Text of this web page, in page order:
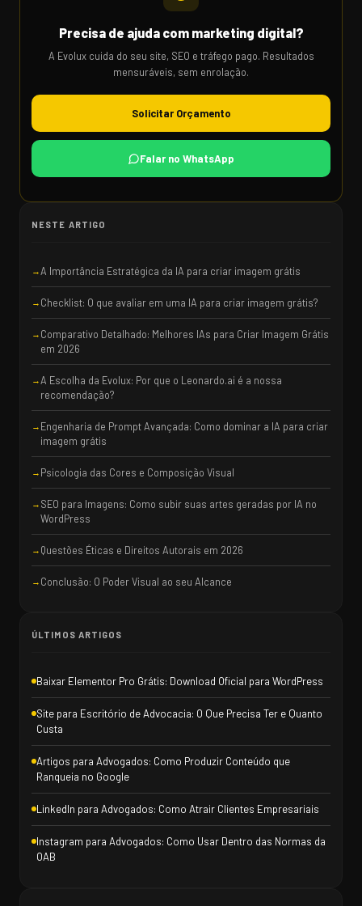
Precisa de ajuda com marketing digital?
A Evolux cuida do seu site, SEO e tráfego pago. Resultados
mensuráveis, sem enrolação.
Solicitar Orçamento
Falar no WhatsApp
NESTE ARTIGO
A Importância Estratégica da IA para criar imagem grátis
Checklist: O que avaliar em uma IA para criar imagem grátis?
Comparativo Detalhado: Melhores IAs para Criar Imagem Grátis
em 2026
A Escolha da Evolux: Por que o Leonardo.ai é a nossa
recomendação?
Engenharia de Prompt Avançada: Como dominar a IA para criar
imagem grátis
Psicologia das Cores e Composição Visual
SEO para Imagens: Como subir suas artes geradas por IA no
WordPress
Questões Éticas e Direitos Autorais em 2026
Conclusão: O Poder Visual ao seu Alcance
ÚLTIMOS ARTIGOS
Baixar Elementor Pro Grátis: Download Oficial para WordPress
Site para Escritório de Advocacia: O Que Precisa Ter e Quanto
Custa
Artigos para Advogados: Como Produzir Conteúdo que
Ranqueia no Google
LinkedIn para Advogados: Como Atrair Clientes Empresariais
Instagram para Advogados: Como Usar Dentro das Normas da
OAB